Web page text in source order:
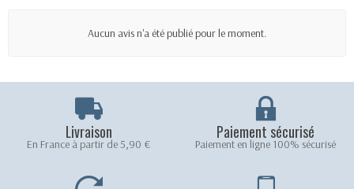
Aucun avis n'a été publié pour le moment.
Livraison
En France à partir de 5,90 €
Paiement sécurisé
Paiement en ligne 100% sécurisé